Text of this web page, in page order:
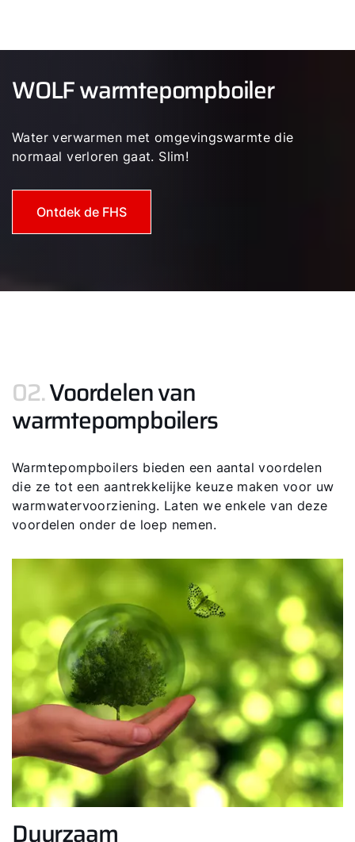
WOLF warmtepompboiler
Water verwarmen met omgevingswarmte die
normaal verloren gaat. Slim!
Ontdek de FHS
02.Voordelen van
warmtepompboilers
Warmtepompboilers bieden een aantal voordelen
die ze tot een aantrekkelijke keuze maken voor uw
warmwatervoorziening. Laten we enkele van deze
voordelen onder de loep nemen.
Duurzaam
Ook interessant?
Service App